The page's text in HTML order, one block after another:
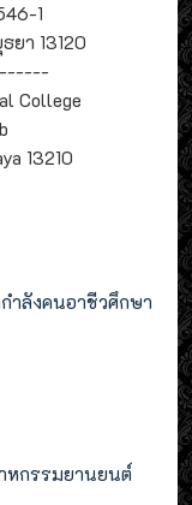
1
า 13120
College
13210
ำลังคนอาชีวศึกษา
หกรรมยานยนต์